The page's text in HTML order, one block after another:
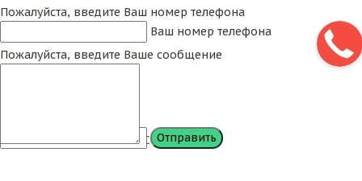
Пожалуйста, введите Ваш номер телефона
Ваш номер телефона
Пожалуйста, введите Ваше сообщение
Сообщение